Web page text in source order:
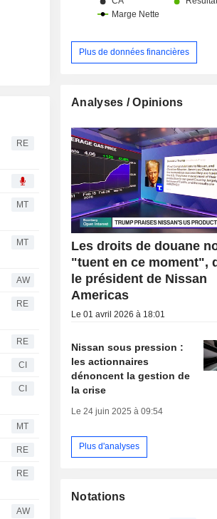
RE
MT
MT
AW
RE
RE
CI
CI
MT
RE
RE
AW
Plus de données financières
Analyses / Opinions
Les droits de douane
"tuent en ce moment",
le président de Nissan
Americas
Le 01 avril 2026 à 18:01
Nissan sous pression :
les actionnaires
dénoncent la gestion de
la crise
Le 24 juin 2025 à 09:54
Plus d'analyses
Notations